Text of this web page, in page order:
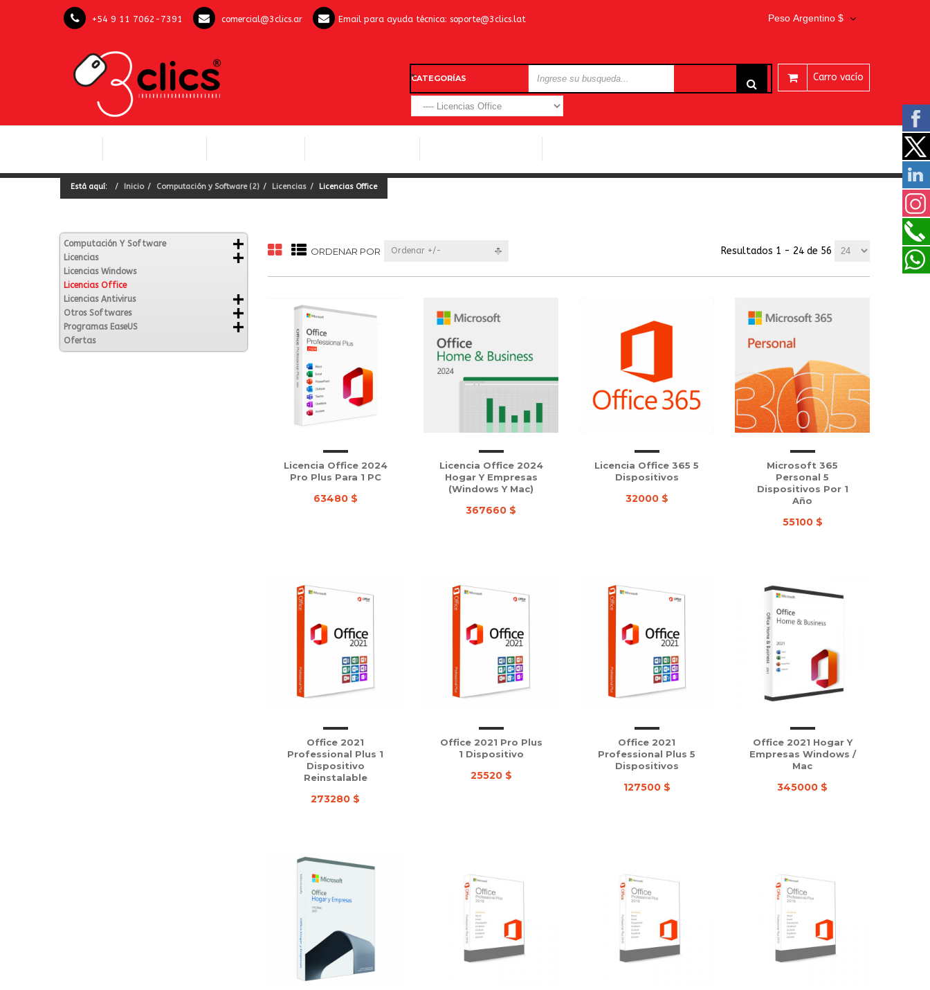
+54 9 11 7062-7391 comercial@3clics.ar Email para ayuda técnica: soporte@3clics.lat Peso Argentino $
Carro vacío
CATEGORÍAS
Está aquí: Inicio Computación y Software (2) Licencias Licencias Office
Computación Y Software
Licencias
Licencias Windows
Licencias Office
Licencias Antivirus
Otros Softwares
Programas EaseUS
Ofertas
ORDENAR POR Ordenar +/- Resultados 1 - 24 de 56
Licencia Office 2024
Pro Plus Para 1 PC
63480 $
Licencia Office 2024
Hogar Y Empresas
(Windows Y Mac)
367660 $
Licencia Office 365 5
Dispositivos
32000 $
Microsoft 365
Personal 5
Dispositivos Por 1
Año
55100 $
Office 2021
Professional Plus 1
Dispositivo
Reinstalable
273280 $
Office 2021 Pro Plus
1 Dispositivo
25520 $
Office 2021
Professional Plus 5
Dispositivos
127500 $
Office 2021 Hogar Y
Empresas Windows /
Mac
345000 $